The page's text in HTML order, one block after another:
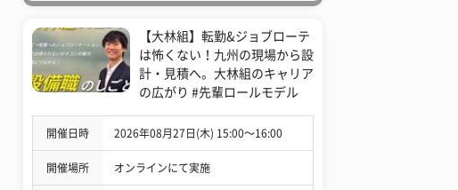
【大林組】転勤&ジョブローテ
は怖くない！九州の現場から設
計・見積へ。大林組のキャリア
の広がり #先輩ロールモデル
開催日時 2026年08月27日(木) 15:00〜16:00
開催場所 オンラインにて実施